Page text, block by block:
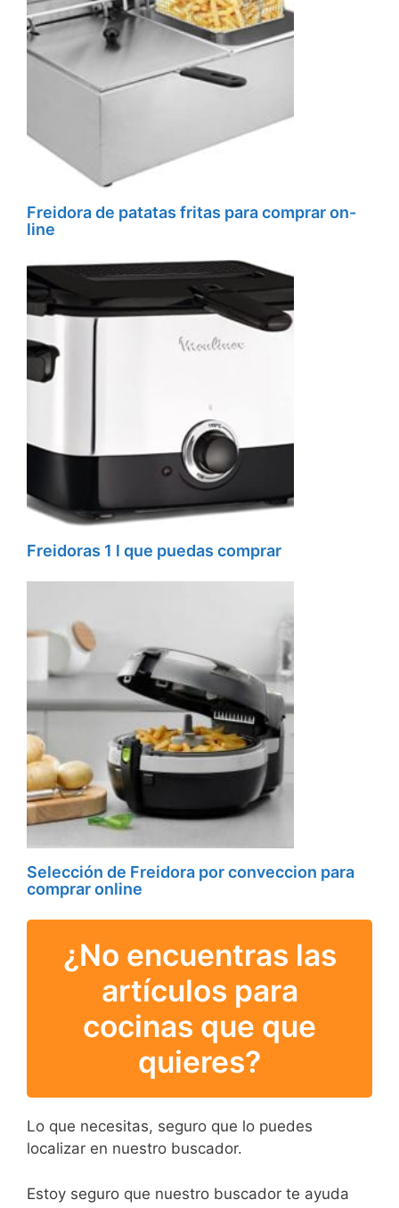
Freidora de patatas fritas para comprar on-
line
Freidoras 1 l que puedas comprar
Selección de Freidora por conveccion para
comprar online
¿No encuentras las
artículos para
cocinas que que
quieres?
Lo que necesitas, seguro que lo puedes
localizar en nuestro buscador.
Estoy seguro que nuestro buscador te ayuda